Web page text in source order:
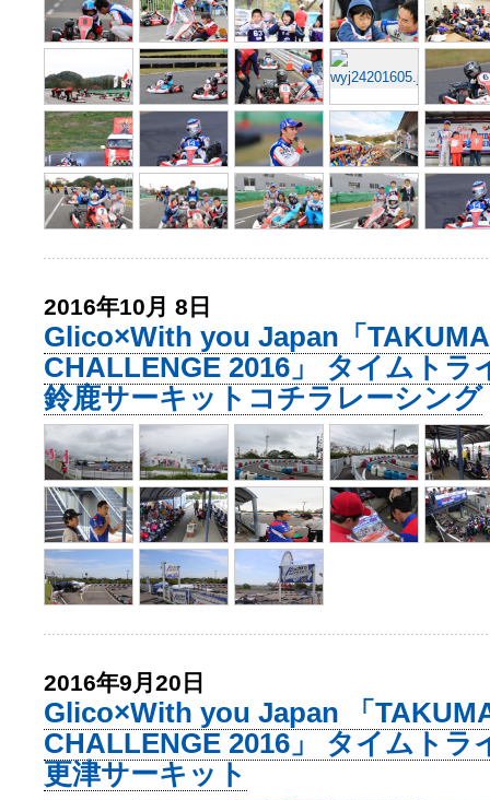
2016年10月 8日
Glico×With you Japan「
CHALLENGE 2016」 タイムトラ
鈴鹿サーキットコチラレーシング
2016年9月20日
Glico×With you Japan 「
CHALLENGE 2016」 タイムトラ
更津サーキット